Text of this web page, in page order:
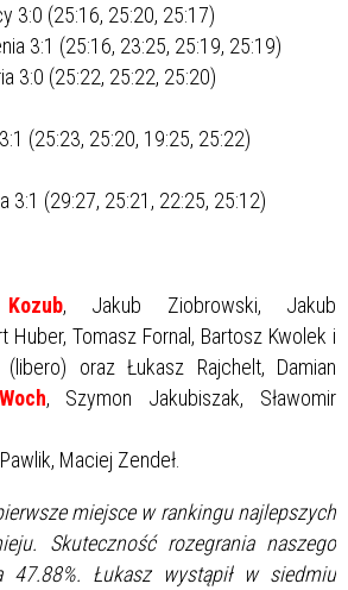
3:0 (25:16, 25:20, 25:17)
3:1 (25:16, 23:25, 25:19, 25:19)
3:0 (25:22, 25:22, 25:20)
(25:23, 25:20, 19:25, 25:22)
3:1 (29:27, 25:21, 22:25, 25:12)
, Jakub Ziobrowski, Jakub
Huber, Tomasz Fornal, Bartosz Kwolek i
(libero) oraz Łukasz Rajchelt, Damian
, Szymon Jakubiszak, Sławomir
Maciej Zendeł.
miejsce w rankingu najlepszych
Skuteczność rozegrania naszego
47.88%. Łukasz wystąpił w siedmiu